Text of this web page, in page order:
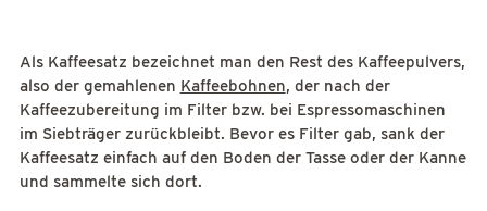
Als Kaffeesatz bezeichnet man den Rest des Kaffeepulvers,
also der gemahlenen Kaffeebohnen, der nach der
Kaffeezubereitung im Filter bzw. bei Espressomaschinen
im Siebträger zurückbleibt. Bevor es Filter gab, sank der
Kaffeesatz einfach auf den Boden der Tasse oder der Kanne
und sammelte sich dort.